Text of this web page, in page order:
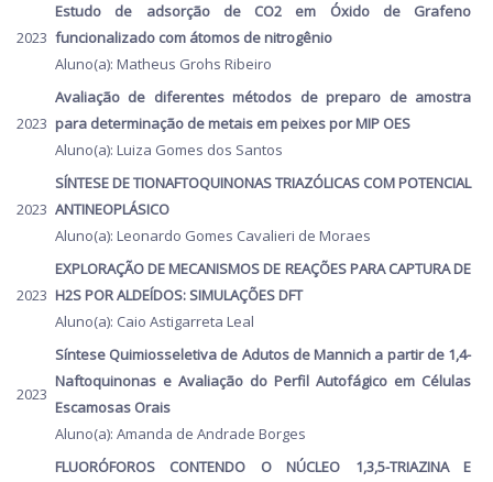
2023
Estudo de adsorção de CO2 em Óxido de Grafeno
funcionalizado com átomos de nitrogênio
Aluno(a): Matheus Grohs Ribeiro
2023
Avaliação de diferentes métodos de preparo de amostra
para determinação de metais em peixes por MIP OES
Aluno(a): Luiza Gomes dos Santos
2023
SÍNTESE DE TIONAFTOQUINONAS TRIAZÓLICAS COM POTENCIAL
ANTINEOPLÁSICO
Aluno(a): Leonardo Gomes Cavalieri de Moraes
2023
EXPLORAÇÃO DE MECANISMOS DE REAÇÕES PARA CAPTURA DE
H2S POR ALDEÍDOS: SIMULAÇÕES DFT
Aluno(a): Caio Astigarreta Leal
2023
Síntese Quimiosseletiva de Adutos de Mannich a partir de 1,4-
Naftoquinonas e Avaliação do Perfil Autofágico em Células
Escamosas Orais
Aluno(a): Amanda de Andrade Borges
FLUORÓFOROS CONTENDO O NÚCLEO 1,3,5-TRIAZINA E